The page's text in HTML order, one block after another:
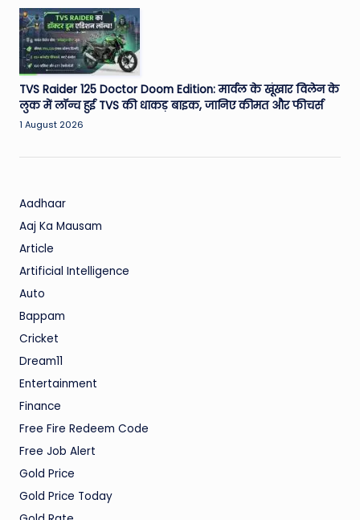
TVS Raider 125 Doctor Doom Edition: मार्वल के खूंखार विलेन के
लुक में लॉन्च हुई TVS की धाकड़ बाइक, जानिए कीमत और फीचर्स
1 August 2026
Aadhaar
Aaj Ka Mausam
Article
Artificial Intelligence
Auto
Bappam
Cricket
Dream11
Entertainment
Finance
Free Fire Redeem Code
Free Job Alert
Gold Price
Gold Price Today